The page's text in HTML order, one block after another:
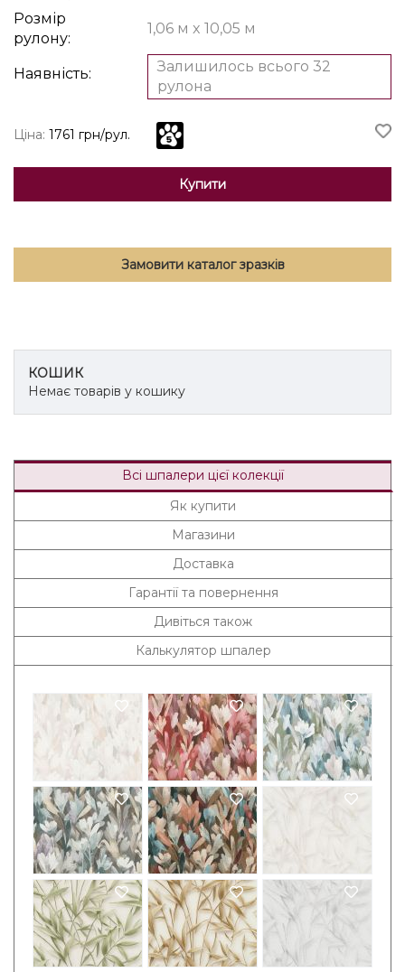
Розмір
рулону:
1,06 м x 10,05 м
Наявність:
Залишилось всього 32
рулона
Ціна: 1761 грн/рул.
Купити
Замовити каталог зразків
КОШИК
Немає товарів у кошику
Всі шпалери цієї колекції
Як купити
Магазини
Доставка
Гарантії та повернення
Дивіться також
Калькулятор шпалер